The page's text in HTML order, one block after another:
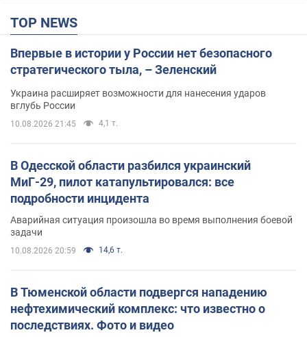
TOP NEWS
Впервые в истории у России нет безопасного
стратегического тыла, – Зеленский
Украина расширяет возможности для нанесения ударов
вглубь России
10.08.2026 21:45 4,1 т.
В Одесской области разбился украинский
МиГ-29, пилот катапультировался: все
подробности инцидента
Аварийная ситуация произошла во время выполнения боевой
задачи
10.08.2026 20:59 14,6 т.
В Тюменской области подвергся нападению
нефтехимический комплекс: что известно о
последствиях. Фото и видео